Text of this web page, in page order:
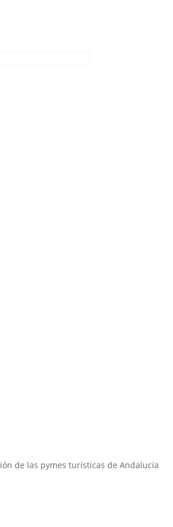
de las pymes turísticas de Andalucía